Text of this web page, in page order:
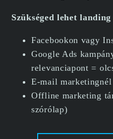
Szükséged lehet
Facebookon vagy
Google Ads
relevanciapont =
E-mail marketingnél
Offline marketing
szórólap)